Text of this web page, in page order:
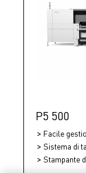
P5 500
Facile
Sistema di
Stampante